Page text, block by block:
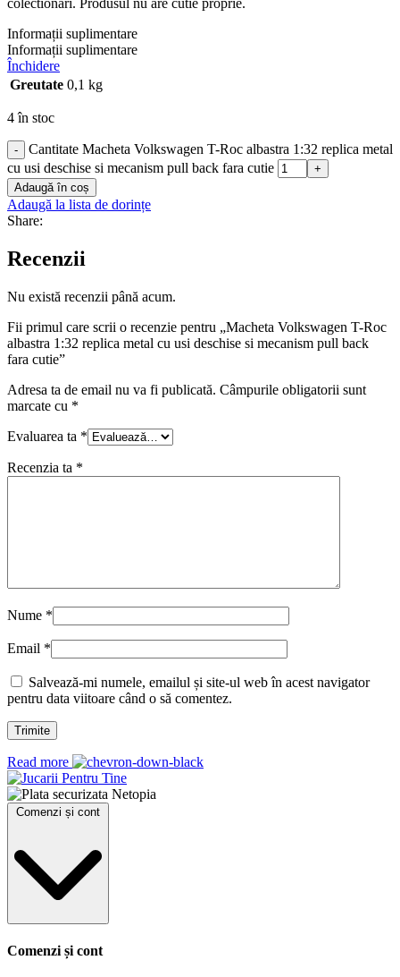
Informații suplimentare
Informații suplimentare
Închidere
Greutate 0,1 kg
4 în stoc
-
Cantitate Macheta Volkswagen T-Roc albastra 1:32 replica metal
cu usi deschise si mecanism pull back fara cutie
+
Adaugă în coș
Adaugă la lista de dorințe
Share:
Recenzii
Nu există recenzii până acum.
Fii primul care scrii o recenzie pentru „Macheta Volkswagen T-Roc
albastra 1:32 replica metal cu usi deschise si mecanism pull back
fara cutie”
Adresa ta de email nu va fi publicată. Câmpurile obligatorii sunt
marcate cu *
Evaluarea ta *
Recenzia ta *
Nume *
Email *
Salvează-mi numele, emailul și site-ul web în acest navigator
pentru data viitoare când o să comentez.
Read more
Comenzi și cont
Comenzi și cont